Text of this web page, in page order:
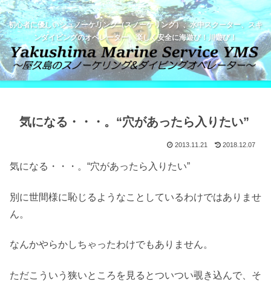
初心者に優しいシュノーケリング（スノーケリング）、水中スクーター、スキ
ンダイビングのオペレーター。楽しく安全に海遊び！川遊び！
気になる・・・。“穴があったら入りたい”
2013.11.21 2018.12.07
気になる・・・。“穴があったら入りたい”
別に世間様に恥じるようなことしているわけではありませ
ん。
なんかやらかしちゃったわけでもありません。
ただこういう狭いところを見るとついつい覗き込んで、そ